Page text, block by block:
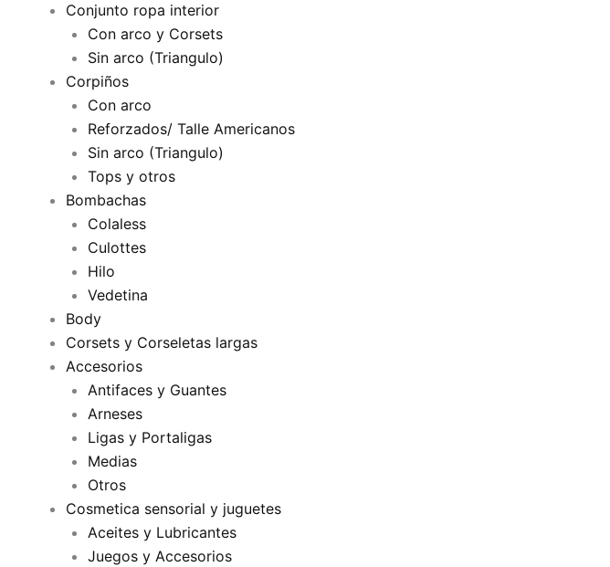
Conjunto ropa interior
Con arco y Corsets
Sin arco (Triangulo)
Corpiños
Con arco
Reforzados/ Talle Americanos
Sin arco (Triangulo)
Tops y otros
Bombachas
Colaless
Culottes
Hilo
Vedetina
Body
Corsets y Corseletas largas
Accesorios
Antifaces y Guantes
Arneses
Ligas y Portaligas
Medias
Otros
Cosmetica sensorial y juguetes
Aceites y Lubricantes
Juegos y Accesorios